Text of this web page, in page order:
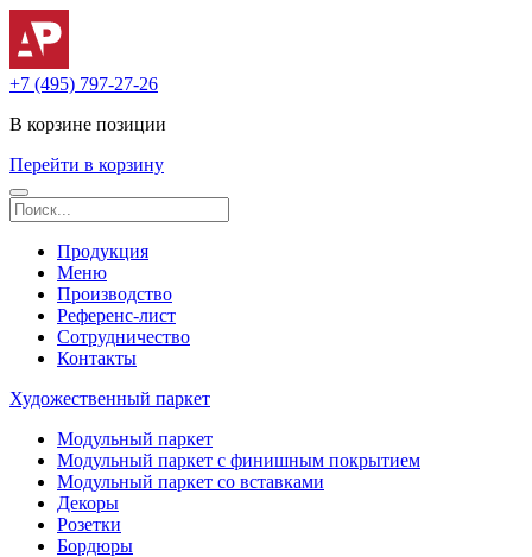
+7 (495) 797-27-26
В корзине позиции
Перейти в корзину
Продукция
Меню
Производство
Референс-лист
Сотрудничество
Контакты
Художественный паркет
Модульный паркет
Модульный паркет с финишным покрытием
Модульный паркет со вставками
Декоры
Розетки
Бордюры